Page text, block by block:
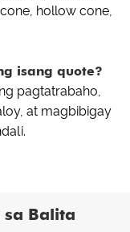
hollow cone,
isang quote?
pagtatrabaho,
at magbibigay
sa Balita